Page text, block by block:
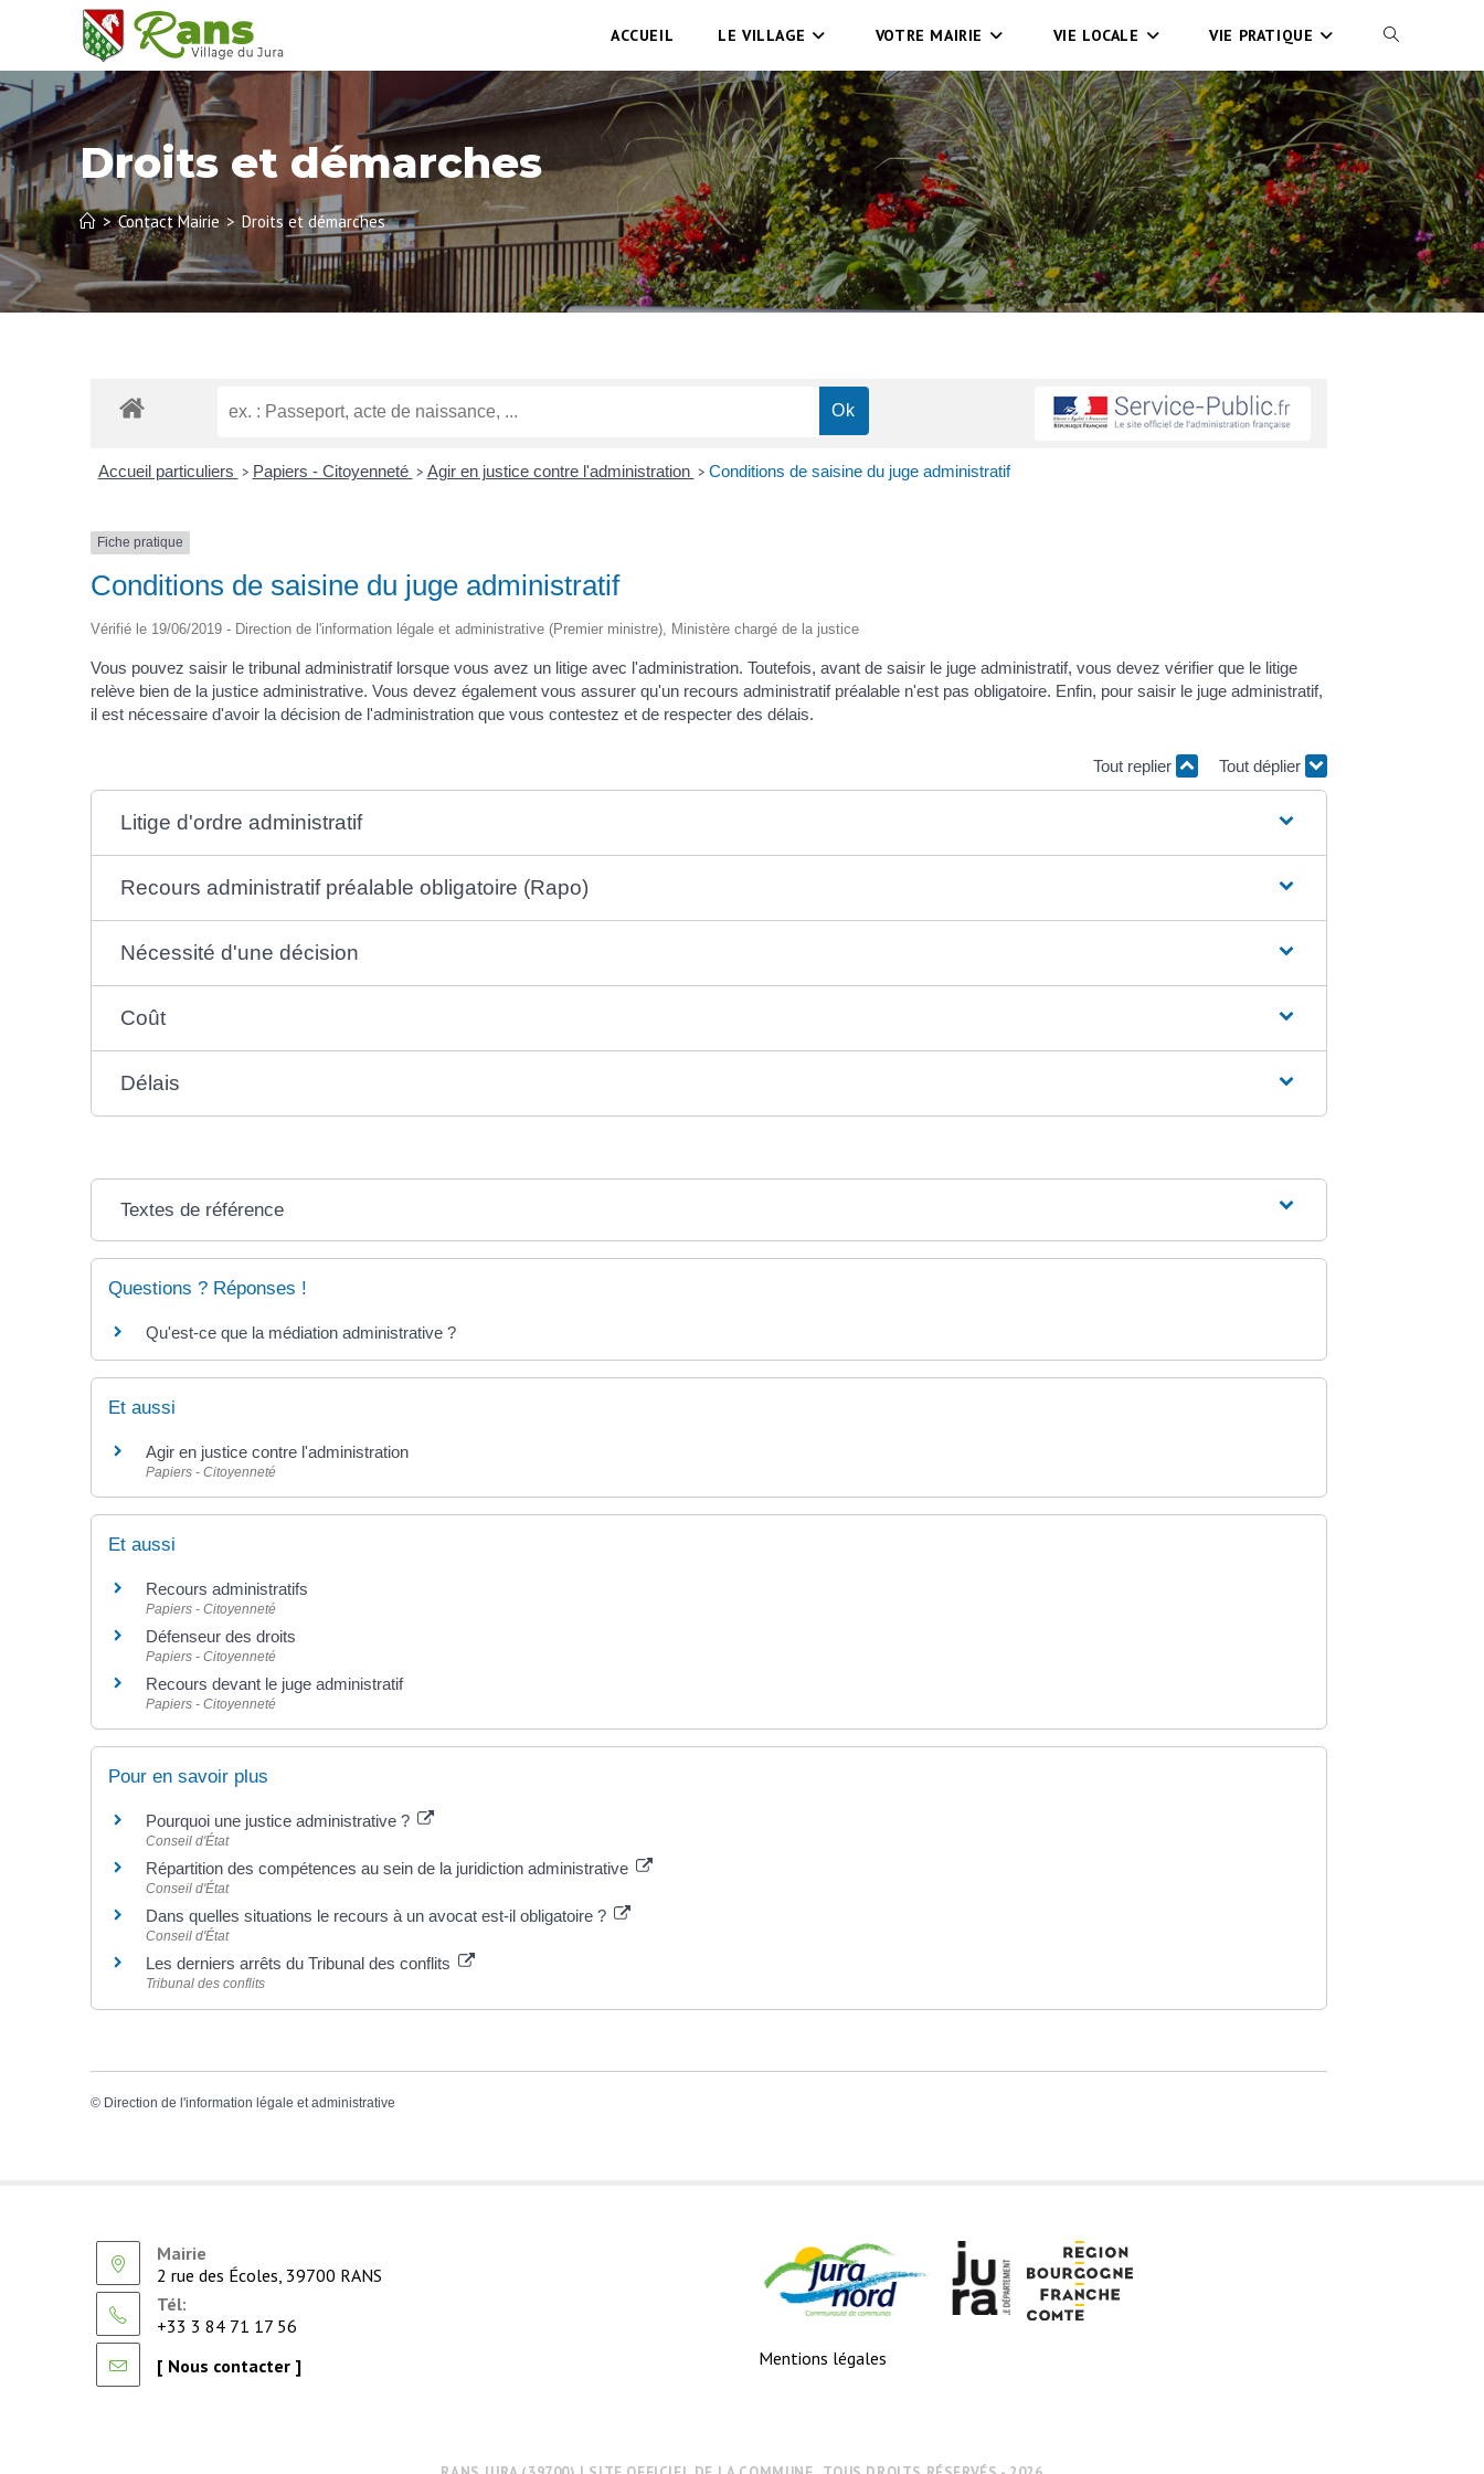
ACCUEIL LE VILLAGE VOTRE MAIRIE VIE LOCALE VIE PRATIQUE
Droits et démarches
> Contact Mairie > Droits et démarches
Accueil particuliers > Papiers - Citoyenneté > Agir en justice contre l'administration > Conditions de saisine du juge administratif
Fiche pratique
Conditions de saisine du juge administratif
Vérifié le 19/06/2019 - Direction de l'information légale et administrative (Premier ministre), Ministère chargé de la justice
Vous pouvez saisir le tribunal administratif lorsque vous avez un litige avec l'administration. Toutefois, avant de saisir le juge administratif, vous devez vérifier que le litige
relève bien de la justice administrative. Vous devez également vous assurer qu'un recours administratif préalable n'est pas obligatoire. Enfin, pour saisir le juge administratif,
il est nécessaire d'avoir la décision de l'administration que vous contestez et de respecter des délais.
Tout replier Tout déplier
Litige d'ordre administratif
Recours administratif préalable obligatoire (Rapo)
Nécessité d'une décision
Coût
Délais
Textes de référence
Questions ? Réponses !
Qu'est-ce que la médiation administrative ?
Et aussi
Agir en justice contre l'administration
Papiers - Citoyenneté
Et aussi
Recours administratifs
Papiers - Citoyenneté
Défenseur des droits
Papiers - Citoyenneté
Recours devant le juge administratif
Papiers - Citoyenneté
Pour en savoir plus
Pourquoi une justice administrative ?
Conseil d'État
Répartition des compétences au sein de la juridiction administrative
Conseil d'État
Dans quelles situations le recours à un avocat est-il obligatoire ?
Conseil d'État
Les derniers arrêts du Tribunal des conflits
Tribunal des conflits
© Direction de l'information légale et administrative
Mairie
2 rue des Écoles, 39700 RANS
Tél:
+33 3 84 71 17 56
[ Nous contacter ]
Mentions légales